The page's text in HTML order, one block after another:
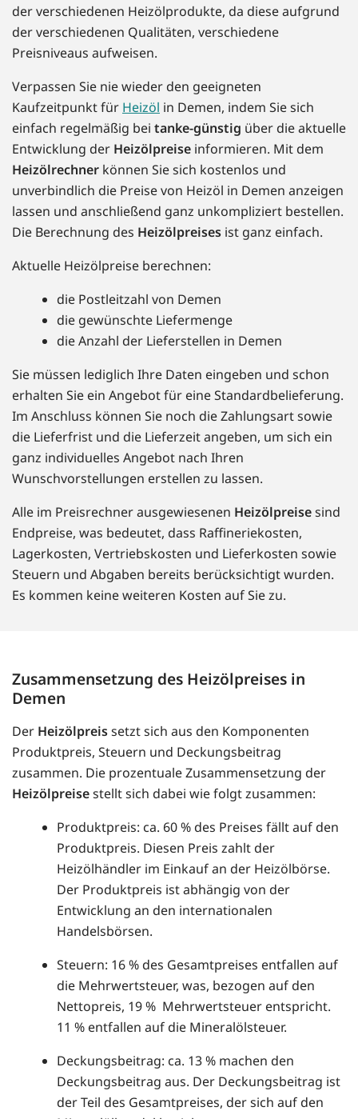
der verschiedenen Heizölprodukte, da diese aufgrund
der verschiedenen Qualitäten, verschiedene
Preisniveaus aufweisen.
Verpassen Sie nie wieder den geeigneten
Kaufzeitpunkt für Heizöl in Demen, indem Sie sich
einfach regelmäßig bei tanke-günstig über die aktuelle
Entwicklung der Heizölpreise informieren. Mit dem
Heizölrechner können Sie sich kostenlos und
unverbindlich die Preise von Heizöl in Demen anzeigen
lassen und anschließend ganz unkompliziert bestellen.
Die Berechnung des Heizölpreises ist ganz einfach.
Aktuelle Heizölpreise berechnen:
die Postleitzahl von Demen
die gewünschte Liefermenge
die Anzahl der Lieferstellen in Demen
Sie müssen lediglich Ihre Daten eingeben und schon
erhalten Sie ein Angebot für eine Standardbelieferung.
Im Anschluss können Sie noch die Zahlungsart sowie
die Lieferfrist und die Lieferzeit angeben, um sich ein
ganz individuelles Angebot nach Ihren
Wunschvorstellungen erstellen zu lassen.
Alle im Preisrechner ausgewiesenen Heizölpreisesind
Endpreise, was bedeutet, dass Raffineriekosten,
Lagerkosten, Vertriebskosten und Lieferkosten sowie
Steuern und Abgaben bereits berücksichtigt wurden.
Es kommen keine weiteren Kosten auf Sie zu.
Zusammensetzung des Heizölpreises in
Demen
Der Heizölpreissetzt sich aus den Komponenten
Produktpreis, Steuern und Deckungsbeitrag
zusammen. Die prozentuale Zusammensetzung der
Heizölpreisestellt sich dabei wie folgt zusammen:
Produktpreis: ca. 60 % des Preises fällt auf den
Produktpreis. Diesen Preis zahlt der
Heizölhändler im Einkauf an der Heizölbörse.
Der Produktpreis ist abhängig von der
Entwicklung an den internationalen
Handelsbörsen.
Steuern: 16 % des Gesamtpreises entfallen auf
die Mehrwertsteuer, was, bezogen auf den
Nettopreis, 19 % Mehrwertsteuer entspricht.
11 % entfallen auf die Mineralölsteuer.
Deckungsbeitrag: ca. 13 % machen den
Deckungsbeitrag aus. Der Deckungsbeitrag ist
der Teil des Gesamtpreises, der sich auf den